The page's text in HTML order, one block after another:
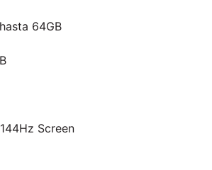
64GB
Screen